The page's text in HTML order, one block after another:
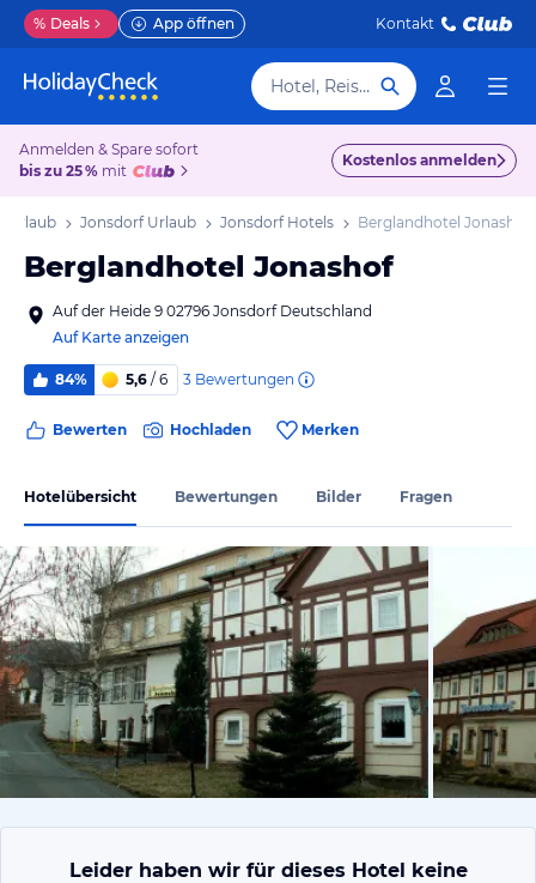
% Deals App öffnen Kontakt
Hotel, Reiseziel
Anmelden & Spare sofort
bis zu 25 % mit
Kostenlos anmelden
Urlaub Jonsdorf Urlaub Jonsdorf Hotels Berglandhotel Jonashof
Berglandhotel Jonashof
Auf der Heide 9 02796 Jonsdorf Deutschland
Auf Karte anzeigen
84% 5,6 / 6 3 Bewertungen
Bewerten Hochladen Merken
Hotelübersicht Bewertungen Bilder Fragen
von
Leider haben wir für dieses Hotel keine